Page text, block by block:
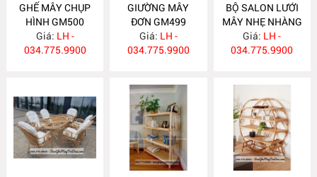
GHẾ MÂY CHỤP
HÌNH GM500
Giá: LH -
034.775.9900
GIƯỜNG MÂY
ĐƠN GM499
Giá: LH -
034.775.9900
BỘ SALON LƯỚI
MÂY NHẸ NHÀNG
GM498
Giá: LH -
034.775.9900